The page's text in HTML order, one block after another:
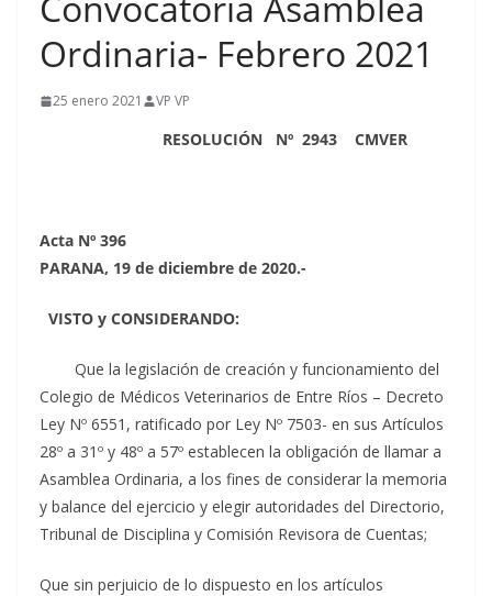
Ordinaria- Febrero 2021
25 enero 2021 VP VP
RESOLUCIÓN Nº 2943 CMVER
Acta Nº 396
PARANA, 19 de diciembre de 2020.-
VISTO y CONSIDERANDO:
Que la legislación de creación y funcionamiento del
Colegio de Médicos Veterinarios de Entre Ríos – Decreto
Ley Nº 6551, ratificado por Ley Nº 7503- en sus Artículos
28º a 31º y 48º a 57º establecen la obligación de llamar a
Asamblea Ordinaria, a los fines de considerar la memoria
y balance del ejercicio y elegir autoridades del Directorio,
Tribunal de Disciplina y Comisión Revisora de Cuentas;
Que sin perjuicio de lo dispuesto en los artículos